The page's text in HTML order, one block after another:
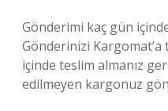
Gönderimi kaç gün
Gönderinizi
içinde teslim almanız
edilmeyen kargonuz